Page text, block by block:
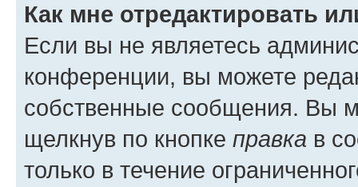
Как мне отредактировать
Если вы не являетесь
конференции, вы можете
собственные сообщения. Вы
щелкнув по кнопке правка в
только в течение